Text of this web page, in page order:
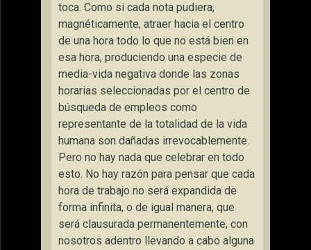
toca. Como si cada nota pudiera,
magnéticamente, atraer hacia el centro
de una hora todo lo que no está bien en
esa hora, produciendo una especie de
media-vida negativa donde las zonas
horarias seleccionadas por el centro de
búsqueda de empleos como
representante de la totalidad de la vida
humana son dañadas irrevocablemente.
Pero no hay nada que celebrar en todo
esto. No hay razón para pensar que cada
hora de trabajo no será expandida de
forma infinita, o de igual manera, que
será clausurada permanentemente, con
nosotros adentro llevando a cabo alguna